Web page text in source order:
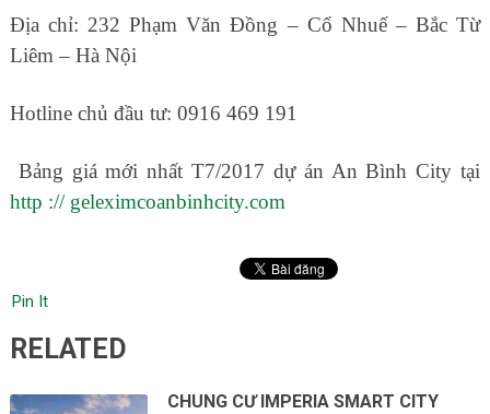
Địa chỉ: 232 Phạm Văn Đồng – Cổ Nhuế – Bắc Từ
Liêm – Hà Nội
Hotline chủ đầu tư: 0916 469 191
Bảng giá mới nhất T7/2017 dự án An Bình City tại
http :// geleximcoanbinhcity.com
Pin It
RELATED
CHUNG CƯ IMPERIA SMART CITY